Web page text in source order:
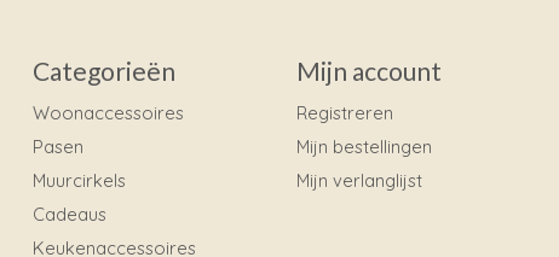
Categorieën
Woonaccessoires
Pasen
Muurcirkels
Cadeaus
Keukenaccessoires
Mijn account
Registreren
Mijn bestellingen
Mijn verlanglijst